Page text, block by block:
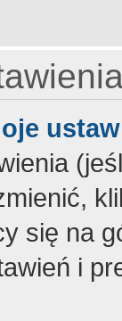
się na
i